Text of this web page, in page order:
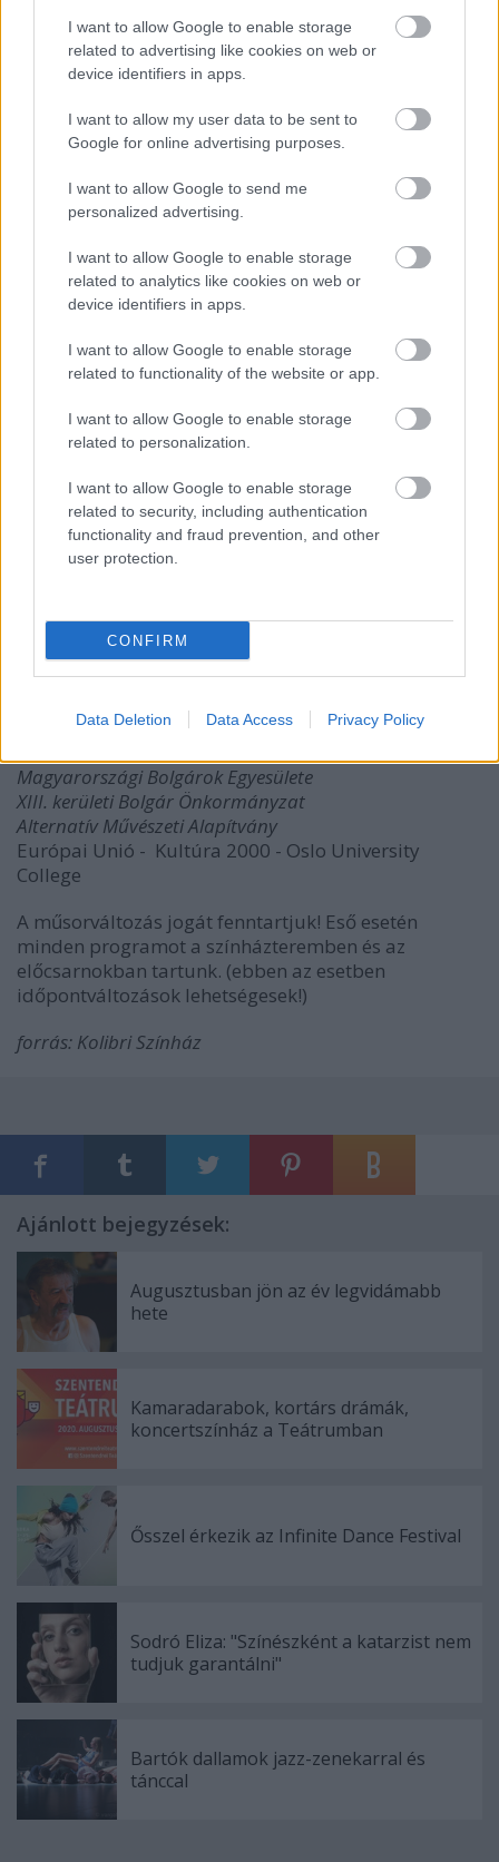
I want to allow Google to enable storage
related to advertising like cookies on web or
device identifiers in apps.
I want to allow my user data to be sent to
Google for online advertising purposes.
I want to allow Google to send me
personalized advertising.
I want to allow Google to enable storage
related to analytics like cookies on web or
device identifiers in apps.
I want to allow Google to enable storage
related to functionality of the website or app.
I want to allow Google to enable storage
related to personalization.
I want to allow Google to enable storage
related to security, including authentication
functionality and fraud prevention, and other
user protection.
CONFIRM
Data Deletion Data Access Privacy Policy
• 15.00 KÖSZÖNTŐ
• 15.10 VITÉZ LÁSZLÓ ÉS A TÖBBIEK
Szabadtéri produkció
• 15.50 PALYA BEA - GRYLLUS SAMU - BOLYA
MÁTYÁS:
ÁLOM, ÁLOM KITALÁLOM
Csodamalom Bábszínház, Miskolc
Színházterem
• 16.30 A MICHEL INDALI-DÍJ ÁTADÁSA
• 17.30 FESZTIVÁL-MEGBESZÉLÉS
Színházi előcsarnok
QUARTETTMUZSIKÁL
A FESZTIVÁL FŐVÉDNÖKEI:
Dr. Schiffer János, Budapest Főváros főpolgármester -
TÁMOGATÓINK:
Budapest Főváros Polgármesteri Hivatala
Magyarországi Bolgárok Egyesülete
XIII. kerületi Bolgár Önkormányzat
Alternatív Művészeti Alapítvány
Európai Unió - Kultúra 2000 - Oslo University
College
A műsorváltozás jogát fenntartjuk! Eső esetén
minden programot a színházteremben és az
előcsarnokban tartunk. (ebben az esetben
időpontváltozások lehetségesek!)
forrás: Kolibri Színház
Ajánlott bejegyzések:
Augusztusban jön az év legvidámabb
hete
Kamaradarabok, kortárs drámák,
koncertszínház a Teátrumban
Ősszel érkezik az Infinite Dance Festival
Sodró Eliza: "Színészként a katarzist nem
tudjuk garantálni"
Bartók dallamok jazz-zenekarral és
tánccal